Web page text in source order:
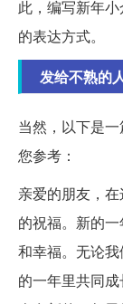
此，编写新年
的表达方式。
发给不熟的
当然，以下是
您参考：
亲爱的朋友，
的祝福。新的
和幸福。无论
的一年里共同